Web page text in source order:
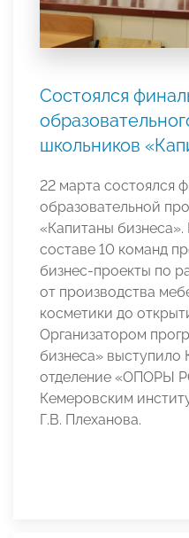
Состоялся
школьников
22 марта состоялся
образовательной
«Капитаны бизнеса».
составе 10 команд
бизнес-проекты по
от производства
косметики до
Организатором
бизнеса» выступило
отделение «ОПОРЫ
Кемеровским
Г.В. Плеханова.